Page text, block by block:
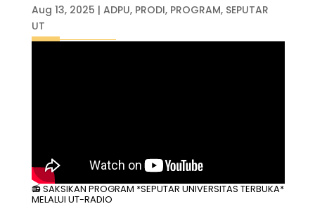
Aug 13, 2025 | ADPU, PRODI, PROGRAM, SEPUTAR
UT
📻 SAKSIKAN PROGRAM *SEPUTAR UNIVERSITAS TERBUKA*
MELALUI UT-RADIO